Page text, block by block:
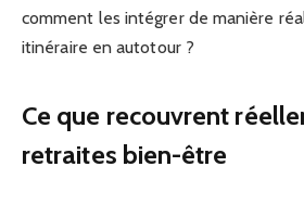
comment les intégrer de manière
itinéraire en autotour ?
Ce que recouvrent
retraites bien-être